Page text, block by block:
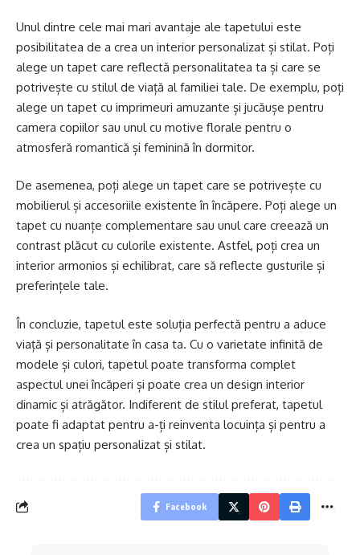
Unul dintre cele mai mari avantaje ale tapetului este
posibilitatea de a crea un interior personalizat și stilat. Poți
alege un tapet care reflectă personalitatea ta și care se
potrivește cu stilul de viață al familiei tale. De exemplu, poți
alege un tapet cu imprimeuri amuzante și jucăușe pentru
camera copiilor sau unul cu motive florale pentru o
atmosferă romantică și feminină în dormitor.
De asemenea, poți alege un tapet care se potrivește cu
mobilierul și accesoriile existente în încăpere. Poți alege un
tapet cu nuanțe complementare sau unul care creează un
contrast plăcut cu culorile existente. Astfel, poți crea un
interior armonios și echilibrat, care să reflecte gusturile și
preferințele tale.
În concluzie, tapetul este soluția perfectă pentru a aduce
viață și personalitate în casa ta. Cu o varietate infinită de
modele și culori, tapetul poate transforma complet
aspectul unei încăperi și poate crea un design interior
dinamic și atrăgător. Indiferent de stilul preferat, tapetul
poate fi adaptat pentru a-ți reinventa locuința și pentru a
crea un spațiu personalizat și stilat.
Facebook